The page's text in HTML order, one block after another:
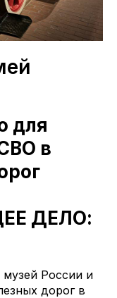
для
в
ДЕЛО:
России и
дорог в